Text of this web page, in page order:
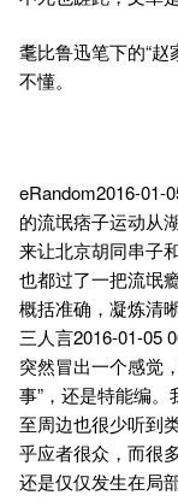
耄比鲁迅笔下的“赵
不懂。
eRandom2016-01-
的流氓痞子运动从
来让北京胡同串子
也都过了一把流氓
概括准确，凝炼清晰
三人言2016-01-05
突然冒出一个感觉
事”，还是特能编
至周边也很少听到
乎应者很众，而很
还是仅仅发生在局